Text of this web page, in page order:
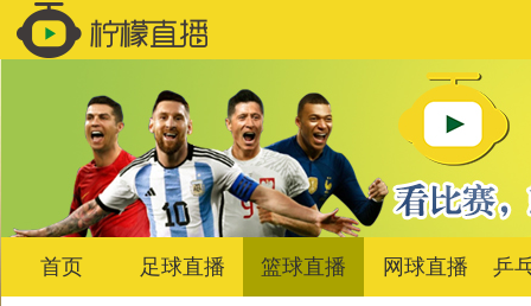
首页 足球直播 篮球直播 网球直播 乒